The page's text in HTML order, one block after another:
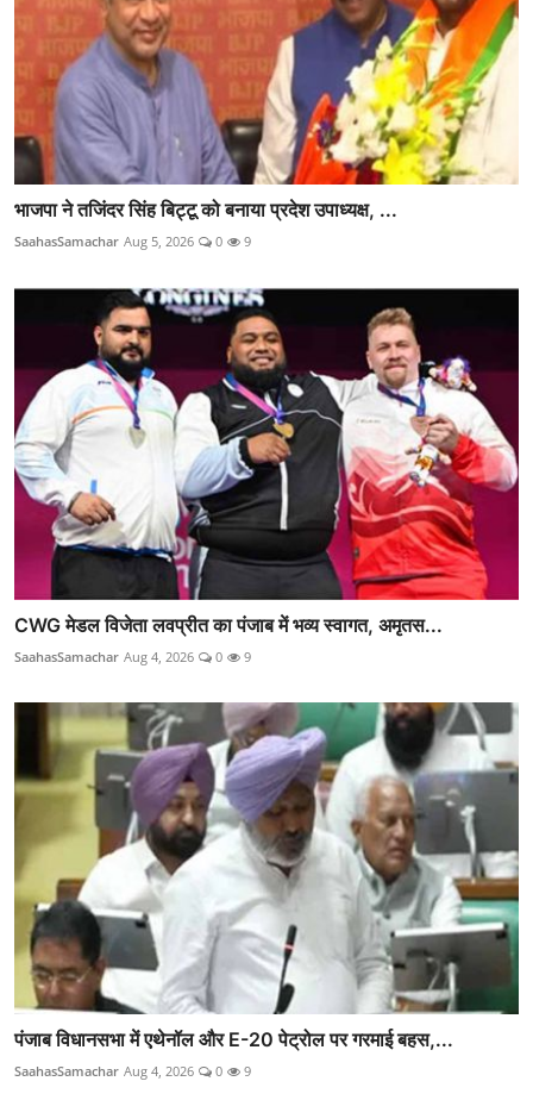
भाजपा ने तजिंदर सिंह बिट्टू को बनाया प्रदेश उपाध्यक्ष, ...
SaahasSamachar Aug 5, 2026 0 9
CWG मेडल विजेता लवप्रीत का पंजाब में भव्य स्वागत, अमृतस...
SaahasSamachar Aug 4, 2026 0 9
पंजाब विधानसभा में एथेनॉल और E-20 पेट्रोल पर गरमाई बहस,...
SaahasSamachar Aug 4, 2026 0 9